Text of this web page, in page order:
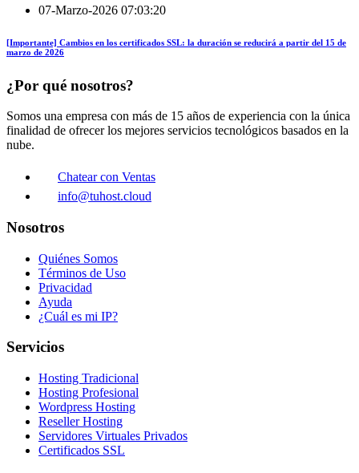
07-Marzo-2026 07:03:20
[Importante] Cambios en los certificados SSL: la duración se reducirá a partir del 15 de
marzo de 2026
¿Por qué nosotros?
Somos una empresa con más de 15 años de experiencia con la única
finalidad de ofrecer los mejores servicios tecnológicos basados en la
nube.
Chatear con Ventas
info@tuhost.cloud
Nosotros
Quiénes Somos
Términos de Uso
Privacidad
Ayuda
¿Cuál es mi IP?
Servicios
Hosting Tradicional
Hosting Profesional
Wordpress Hosting
Reseller Hosting
Servidores Virtuales Privados
Certificados SSL